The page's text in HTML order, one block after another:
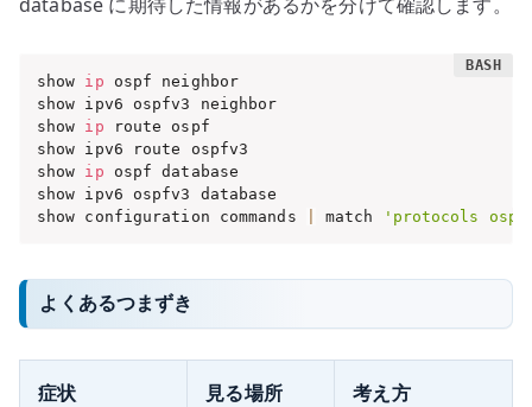
show ip ospf neighbor
show ipv6 ospfv3 neighbor
show ip route ospf
show ipv6 route ospfv3
show ip ospf database
show ipv6 ospfv3 database
show configuration commands
match 'protocols
よくあるつまずき
症状 見る場所 考え方